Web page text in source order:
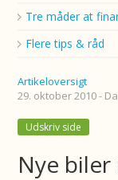
Tre måder at
Flere tips & råd
Artikeloversigt
29. oktober 2010 -
Udskriv side
Nye